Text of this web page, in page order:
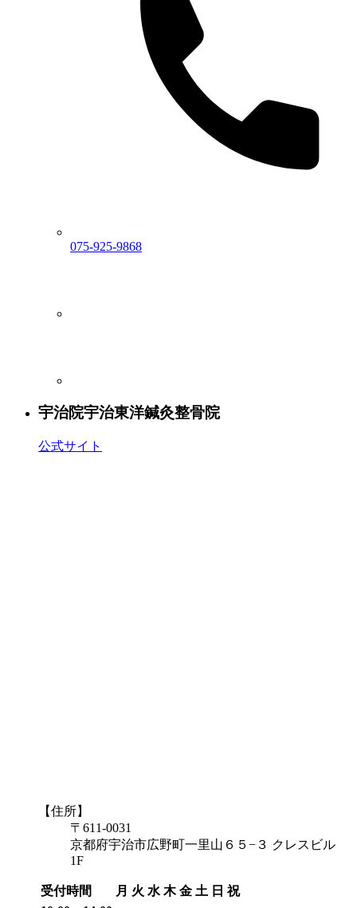
075-925-9868
宇治院宇治東洋鍼灸整骨院
公式サイト
【住所】
〒611-0031
京都府宇治市広野町一里山６５−３ クレスビル
1F
受付時間 月 火 水 木 金 土 日 祝